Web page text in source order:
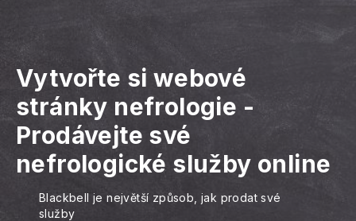
Vytvořte si webové
stránky nefrologie -
Prodávejte své
nefrologické služby online
Blackbell je největší způsob, jak prodat své
služby